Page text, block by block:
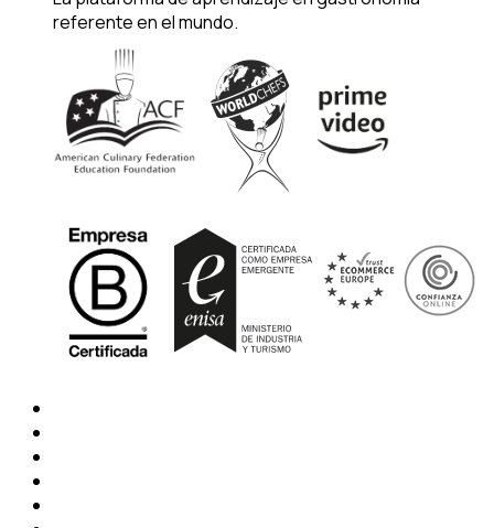
referente en el mundo.